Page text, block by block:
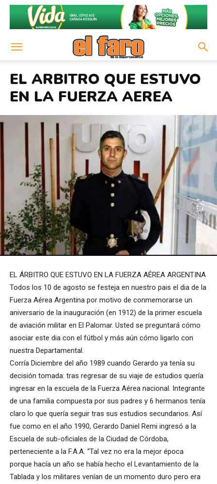
EL ARBITRO QUE ESTUVO
EN LA FUERZA AEREA
EL ÁRBITRO QUE ESTUVO EN LA FUERZA AÉREA ARGENTINA
Todos los 10 de agosto se festeja en nuestro pais el dia de la
Fuerza Aérea Argentina por motivo de conmemorarse un
aniversario de la inauguración (en 1912) de la primer escuela
de aviación militar en El Palomar. Usted se preguntará cómo
asociar este dia con el fútbol y más aún cómo ligarlo con
nuestra Departamental.
Corría Diciembre del año 1989 cuando Gerardo ya tenía su
decisión tomada: tras regresar de su viaje de estudios quería
ingresar en la escuela de la Fuerza Aérea nacional. Integrante
de una familia compuesta por sus padres y 6 hermanos tenía
claro lo que quería seguir tras sus estudios secundarios. Así
fue como en el año 1990, Gerardo Daniel Remi ingresó a la
Escuela de sub-oficiales de la Ciudad de Córdoba,
perteneciente a la F.A.A. “Tal vez no era la mejor época
porque hacía un año se había hecho el Levantamiento de la
Tablada y los militares venían de un momento duro pero era